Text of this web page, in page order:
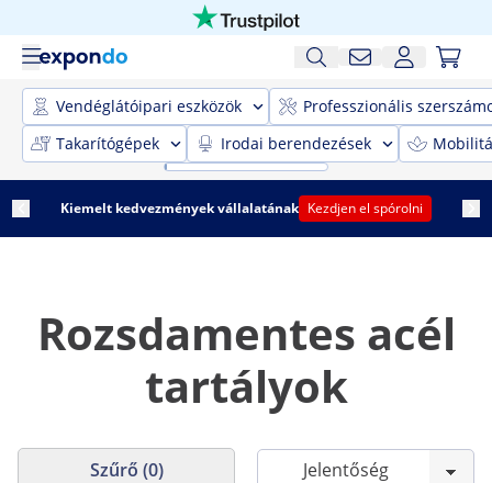
Vendéglátóipari eszközök
Professzionális
Takarítógépek
Irodai berendezések
Kiemelt kedvezmények vállalatának Kezdjen el spórolni
Rozsdamentes acél
tartályok
Szűrő (0)